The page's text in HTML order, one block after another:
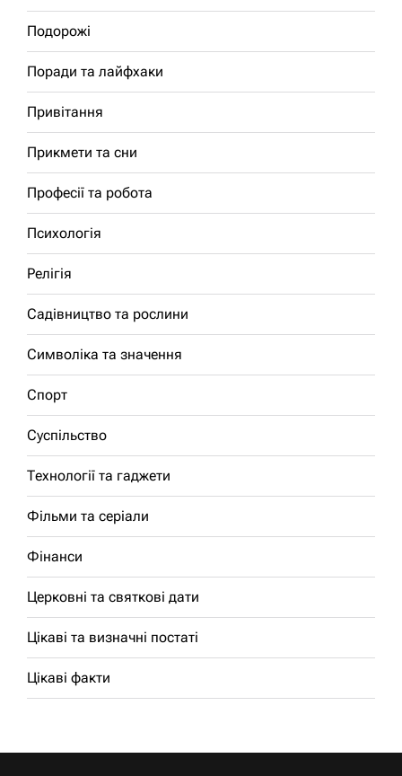
Подорожі
Поради та лайфхаки
Привітання
Прикмети та сни
Професії та робота
Психологія
Релігія
Садівництво та рослини
Символіка та значення
Спорт
Суспільство
Технології та гаджети
Фільми та серіали
Фінанси
Церковні та святкові дати
Цікаві та визначні постаті
Цікаві факти